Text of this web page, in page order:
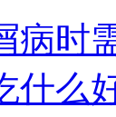
病时
什么